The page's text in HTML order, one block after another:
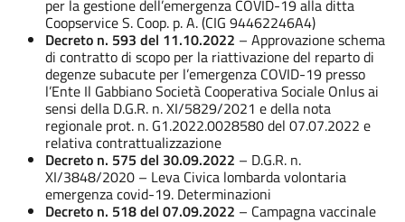
per la gestione dell’emergenza COVID-19 alla ditta
Coopservice S. Coop. p. A. (CIG 94462246A4)
Decreto n. 593 del 11.10.2022 – Approvazione schema
di contratto di scopo per la riattivazione del reparto di
degenze subacute per l’emergenza COVID-19 presso
l’Ente Il Gabbiano Società Cooperativa Sociale Onlus ai
sensi della D.G.R. n. XI/5829/2021 e della nota
regionale prot. n. G1.2022.0028580 del 07.07.2022 e
relativa contrattualizzazione
Decreto n. 575 del 30.09.2022 – D.G.R. n.
XI/3848/2020 – Leva Civica lombarda volontaria
emergenza covid-19. Determinazioni
Decreto n. 518 del 07.09.2022 – Campagna vaccinale